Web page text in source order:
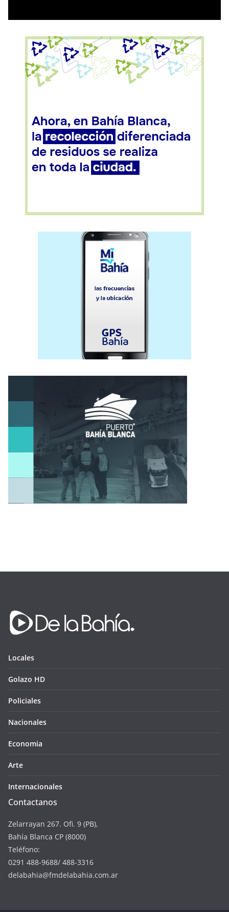
Locales
Golazo HD
Policiales
Nacionales
Economia
Arte
Internacionales
Contactanos
Zelarrayan 267. Ofi. 9 (PB),
Bahía Blanca CP (8000)
Teléfono:
0291 488-9688/ 488-3316
delabahia@fmdelabahia.com.ar